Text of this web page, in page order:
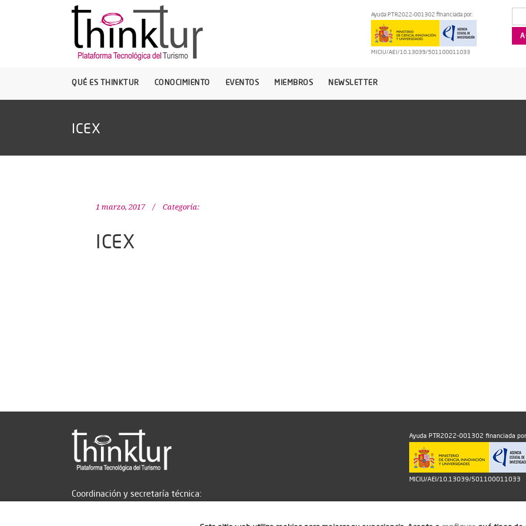
Ayuda PTR2022-001302 financiada por:
MICIU/AEI/10.13039/501100011033
QUÉ ES THINKTUR CONOCIMIENTO EVENTOS MIEMBROS NEWSLETTER
ICEX
1 marzo, 2017 Categoría:
ICEX
Coordinación y secretaría técnica:
Ayuda PTR2022-001302 financiada
MICIU/AEI/10.13039/501100011033